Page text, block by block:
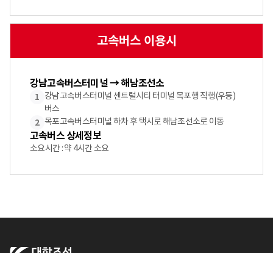
고속버스 이용시
강남고속버스터미널 → 해남조선소
1 강남고속버스터미널 센트럴시티 터미널 목포행 직행(우등)
버스
2 목포고속버스터미널 하차 후 택시로 해남조선소로 이동
고속버스 상세정보
소요시간 : 약 4시간 소요